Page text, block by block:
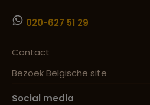
020-627 51 29
Contact
Bezoek Belgische site
Social media